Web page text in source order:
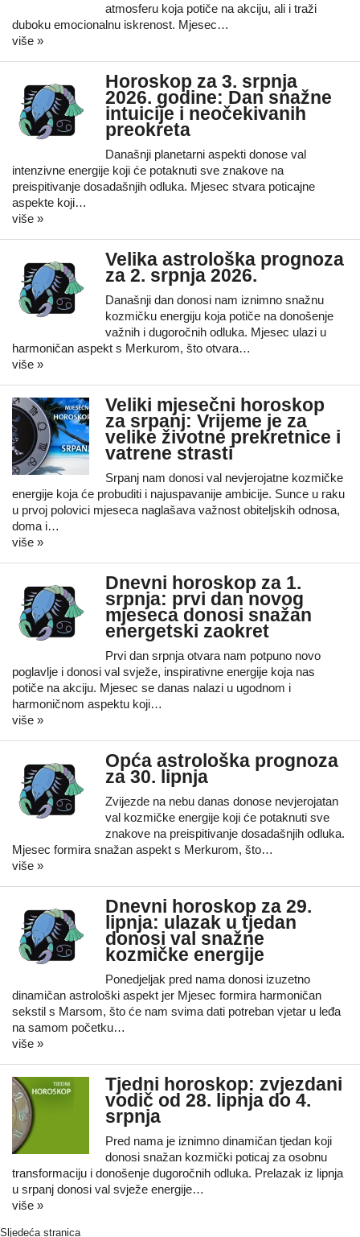
atmosferu koja potiče na akciju, ali i traži
duboku emocionalnu iskrenost. Mjesec…
više »
Horoskop za 3. srpnja
2026. godine: Dan snažne
intuicije i neočekivanih
preokreta
Današnji planetarni aspekti donose val
intenzivne energije koji će potaknuti sve znakove na
preispitivanje dosadašnjih odluka. Mjesec stvara poticajne
aspekte koji…
više »
Velika astrološka prognoza
za 2. srpnja 2026.
Današnji dan donosi nam iznimno snažnu
kozmičku energiju koja potiče na donošenje
važnih i dugoročnih odluka. Mjesec ulazi u
harmoničan aspekt s Merkurom, što otvara…
više »
Veliki mjesečni horoskop
za srpanj: Vrijeme je za
velike životne prekretnice i
vatrene strasti
Srpanj nam donosi val nevjerojatne kozmičke
energije koja će probuditi i najuspavanije ambicije. Sunce u raku
u prvoj polovici mjeseca naglašava važnost obiteljskih odnosa,
doma i…
više »
Dnevni horoskop za 1.
srpnja: prvi dan novog
mjeseca donosi snažan
energetski zaokret
Prvi dan srpnja otvara nam potpuno novo
poglavlje i donosi val svježe, inspirativne energije koja nas
potiče na akciju. Mjesec se danas nalazi u ugodnom i
harmoničnom aspektu koji…
više »
Opća astrološka prognoza
za 30. lipnja
Zvijezde na nebu danas donose nevjerojatan
val kozmičke energije koji će potaknuti sve
znakove na preispitivanje dosadašnjih odluka.
Mjesec formira snažan aspekt s Merkurom, što…
više »
Dnevni horoskop za 29.
lipnja: ulazak u tjedan
donosi val snažne
kozmičke energije
Ponedjeljak pred nama donosi izuzetno
dinamičan astrološki aspekt jer Mjesec formira harmoničan
sekstil s Marsom, što će nam svima dati potreban vjetar u leđa
na samom početku…
više »
Tjedni horoskop: zvjezdani
vodič od 28. lipnja do 4.
srpnja
Pred nama je iznimno dinamičan tjedan koji
donosi snažan kozmički poticaj za osobnu
transformaciju i donošenje dugoročnih odluka. Prelazak iz lipnja
u srpanj donosi val svježe energije…
više »
Sljedeća stranica